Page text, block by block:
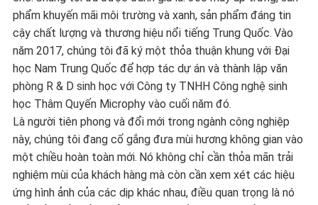
phẩm khuyến mãi môi trường và xanh, sản phẩm đáng tin
cậy chất lượng và thương hiệu nổi tiếng Trung Quốc. Vào
năm 2017, chúng tôi đã ký một thỏa thuận khung với Đại
học Nam Trung Quốc để hợp tác dự án và thành lập văn
phòng R & D sinh học với Công ty TNHH Công nghệ sinh
học Thâm Quyến Microphy vào cuối năm đó.
Là người tiên phong và đổi mới trong ngành công nghiệp
này, chúng tôi đang cố gắng đưa mùi hương không gian vào
một chiều hoàn toàn mới. Nó không chỉ cần thỏa mãn trải
nghiệm mùi của khách hàng mà còn cần xem xét các hiệu
ứng hình ảnh của các dịp khác nhau, điều quan trọng là nó